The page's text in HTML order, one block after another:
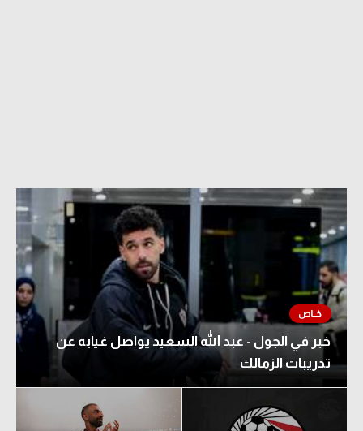
خبر في الجول - عبد الله السعيد يواصل غيابه عن
تدريبات الزمالك